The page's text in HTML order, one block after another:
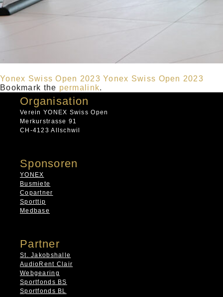
Yonex Swiss Open 2023 Yonex Swiss Open 2023
Bookmark the permalink.
Organisation
Verein YONEX Swiss Open
Merkurstrasse 91
CH-4123 Allschwil
Sponsoren
YONEX
Busmiete
Copartner
Sporttip
Medbase
Partner
St. Jakobshalle
AudioRent Clair
Webgearing
Sportfonds BS
Sportfonds BL